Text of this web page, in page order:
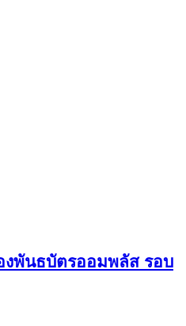
งพันธบัตรออมพลัส รอบ